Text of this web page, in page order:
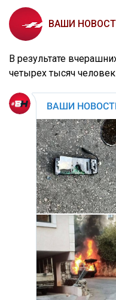
ВАШИ
В результате
четырех тысяч человек